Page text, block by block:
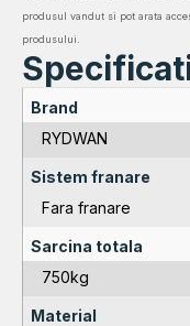
produsul vandut si pot arata
produsului.
Brand
RYDWAN
Sistem franare
Fara franare
Sarcina totala
750kg
Material